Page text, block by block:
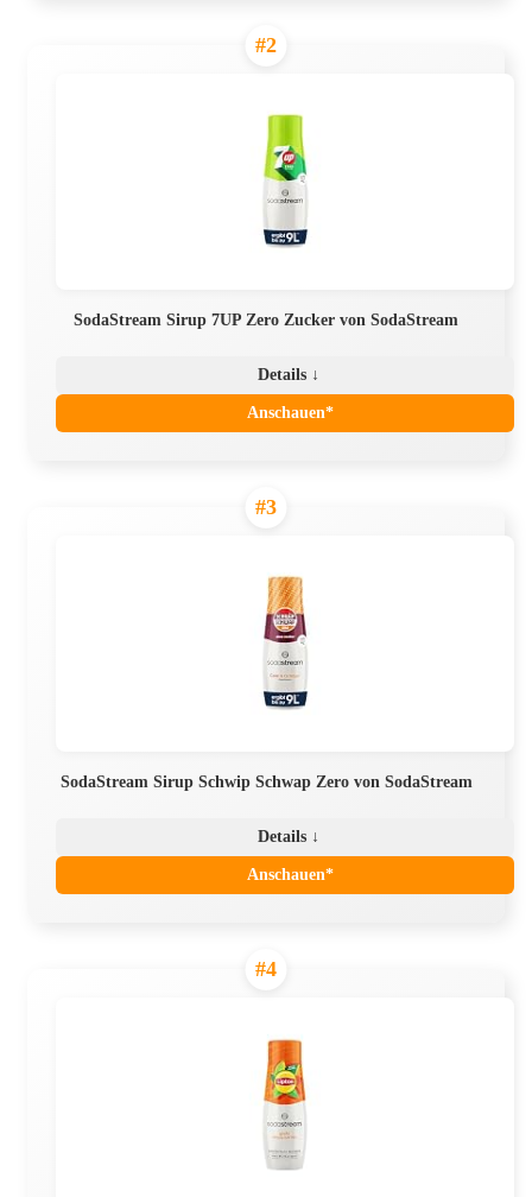
#2
SodaStream Sirup 7UP Zero Zucker von SodaStream
Details ↓
Anschauen*
#3
SodaStream Sirup Schwip Schwap Zero von SodaStream
Details ↓
Anschauen*
#4